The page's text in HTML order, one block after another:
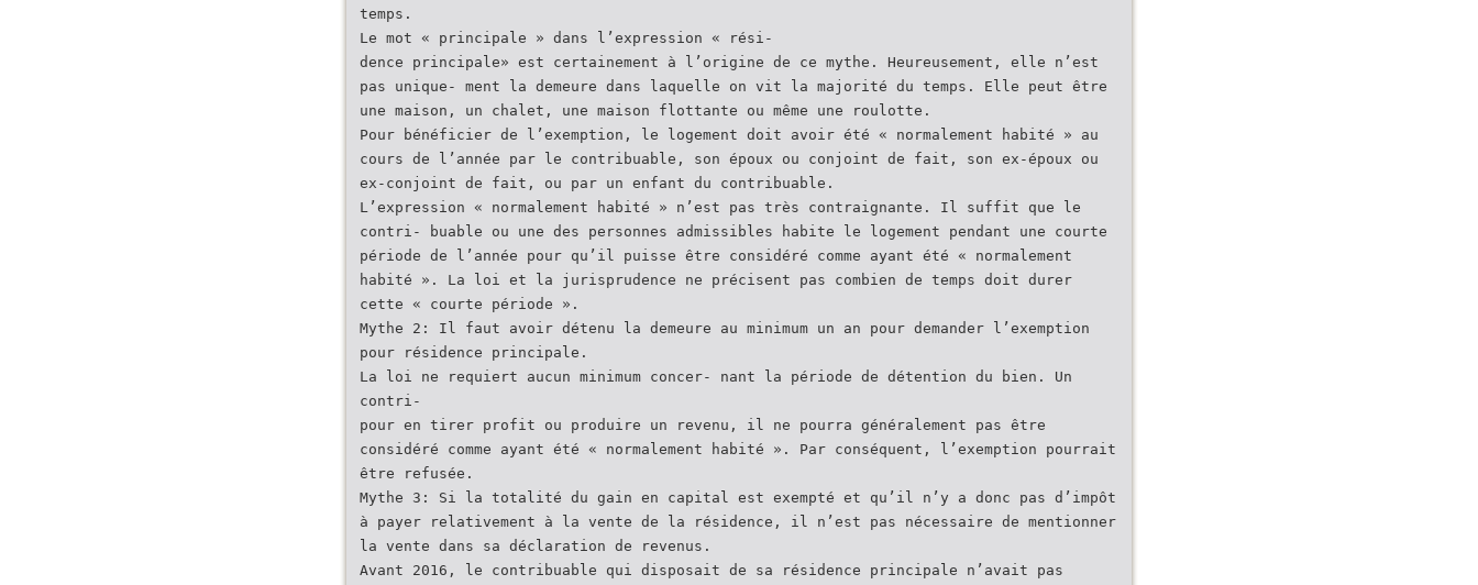
temps.
Le mot « principale » dans l’expression « rési-
dence principale» est certainement à l’origine de ce mythe. Heureusement, elle n’est
pas unique- ment la demeure dans laquelle on vit la majorité du temps. Elle peut être
une maison, un chalet, une maison flottante ou même une roulotte.
Pour bénéficier de l’exemption, le logement doit avoir été « normalement habité » au
cours de l’année par le contribuable, son époux ou conjoint de fait, son ex-époux ou
ex-conjoint de fait, ou par un enfant du contribuable.
L’expression « normalement habité » n’est pas très contraignante. Il suffit que le
contri- buable ou une des personnes admissibles habite le logement pendant une courte
période de l’année pour qu’il puisse être considéré comme ayant été « normalement
habité ». La loi et la jurisprudence ne précisent pas combien de temps doit durer
cette « courte période ».
Mythe 2: Il faut avoir détenu la demeure au minimum un an pour demander l’exemption
pour résidence principale.
La loi ne requiert aucun minimum concer- nant la période de détention du bien. Un
contri-
pour en tirer profit ou produire un revenu, il ne pourra généralement pas être
considéré comme ayant été « normalement habité ». Par conséquent, l’exemption pourrait
être refusée.
Mythe 3: Si la totalité du gain en capital est exempté et qu’il n’y a donc pas d’impôt
à payer relativement à la vente de la résidence, il n’est pas nécessaire de mentionner
la vente dans sa déclaration de revenus.
Avant 2016, le contribuable qui disposait de sa résidence principale n’avait pas